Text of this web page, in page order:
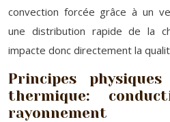
convection forcée grâce à un
une distribution rapide de la
impacte donc directement la
Principes
thermique:
rayonnement